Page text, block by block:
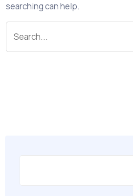
searching can help.